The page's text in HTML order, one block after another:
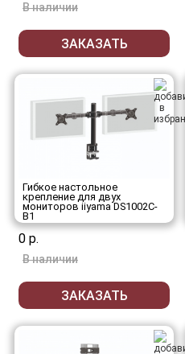
В наличии
ЗАКАЗАТЬ
Гибкое настольное
крепление для двух
мониторов iiyama DS1002C-
B1
0 р.
В наличии
ЗАКАЗАТЬ